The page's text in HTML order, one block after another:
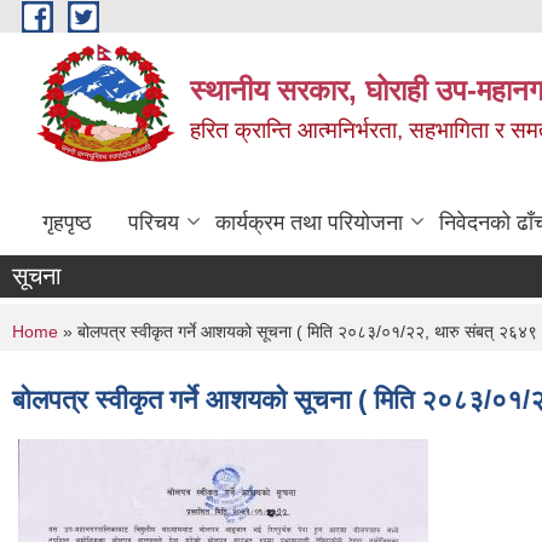
Skip to main content
स्थानीय सरकार, घोराही उप-
हरित क्रान्ति आत्मनिर्भरता, सहभागिता र
गृहपृष्ठ परिचय कार्यक्रम तथा परियोजना निवेदनको
सूचना
You are here
Home » बोलपत्र स्वीकृत गर्ने आशयको सूचना ( मिति २०८३/०१/२२, थारु संबत् २६४९
बोलपत्र स्वीकृत गर्ने आशयको सूचना ( मिति २०८३/